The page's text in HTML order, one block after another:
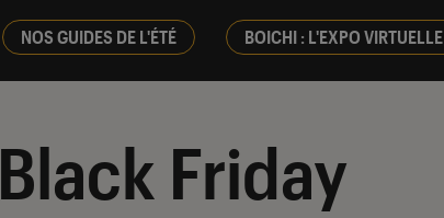
NOS GUIDES DE L'ÉTÉ BOICHI : L'EXPO VIRTUELLE
Black Friday